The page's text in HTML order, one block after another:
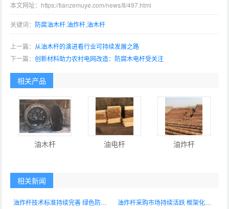
本文网址：https://tianzemuye.com/news/8/497.html
关键词： 防腐油木杆,油炸杆,油木杆
上一篇： 从油木杆的演进看行业可持续发展之路
下一篇：创新材料助力农村电网改造：防腐木电杆受关注
相关产品
油木杆 油电杆 油炸杆
相关新闻